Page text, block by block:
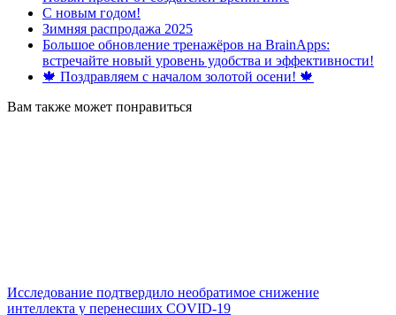
С новым годом!
Зимняя распродажа 2025
Большое обновление тренажёров на BrainApps:
встречайте новый уровень удобства и эффективности!
🍁 Поздравляем с началом золотой осени! 🍁
Вам также может понравиться
Исследование подтвердило необратимое снижение
интеллекта у перенесших COVID-19